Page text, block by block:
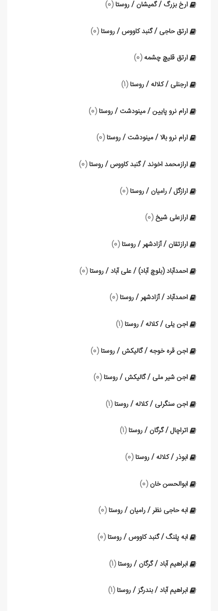
ارخ بزرگ / گمیشان / روستا (0)
ارتق حاجی / گنبد کاووس / روستا (0)
ارتق قلیچ چشمه (0)
ارجنلی / کلاله / روستا (1)
ارام نرو پایین / مینودشت / روستا (0)
ارام نرو بالا / مینودشت / روستا (0)
ارازمحمد اخوند / گنبد کاووس / روستا (0)
ارازگل / رامیان / روستا (0)
ارازعلی شیخ (0)
ارازتقان / آزادشهر / روستا (0)
احمدآباد (بلوچ آباد) / علی آباد / روستا (0)
احمدآباد / آزادشهر / روستا (0)
اجن یلی / کلاله / روستا (1)
اجن قره خوجه / گالیکش / روستا (0)
اجن شیر ملی / گالیکش / روستا (0)
اجن سنگرلی / کلاله / روستا (1)
اتراچال / گرگان / روستا (1)
ابوذر / کلاله / روستا (0)
ابوالحسن خان (0)
ابه حاجی نظر / رامیان / روستا (0)
ابه پلنگ / گنبد کاووس / روستا (0)
ابراهیم آباد / گرگان / روستا (1)
ابراهیم آباد / بندرگز / روستا (1)